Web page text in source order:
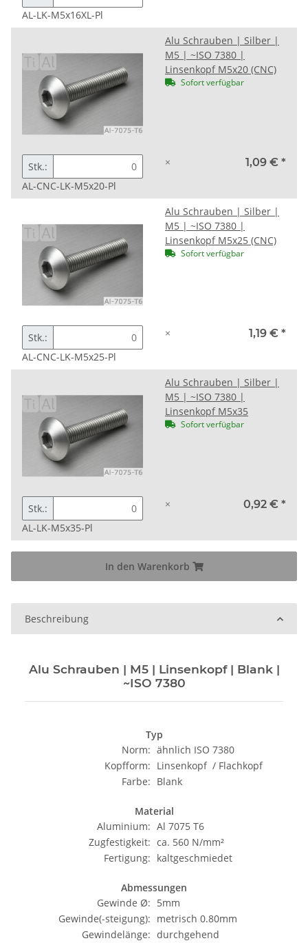
AL-LK-M5x16XL-Pl
Alu Schrauben | Silber |
M5 | ~ISO 7380 |
Linsenkopf M5x20 (CNC)
Sofort verfügbar
Stk.:
AL-CNC-LK-M5x20-Pl
× 1,09 € *
Alu Schrauben | Silber |
M5 | ~ISO 7380 |
Linsenkopf M5x25 (CNC)
Sofort verfügbar
Stk.:
AL-CNC-LK-M5x25-Pl
× 1,19 € *
Alu Schrauben | Silber |
M5 | ~ISO 7380 |
Linsenkopf M5x35
Sofort verfügbar
Stk.:
AL-LK-M5x35-Pl
× 0,92 € *
In den Warenkorb
Beschreibung
Alu Schrauben | M5 | Linsenkopf | Blank |
~ISO 7380
Typ
Norm: ähnlich ISO 7380
Kopfform: Linsenkopf / Flachkopf
Farbe: Blank
Material
Aluminium: Al 7075 T6
Zugfestigkeit: ca. 560 N/mm²
Fertigung: kaltgeschmiedet
Abmessungen
Gewinde Ø: 5mm
Gewinde(-steigung): metrisch 0.80mm
Gewindelänge: durchgehend